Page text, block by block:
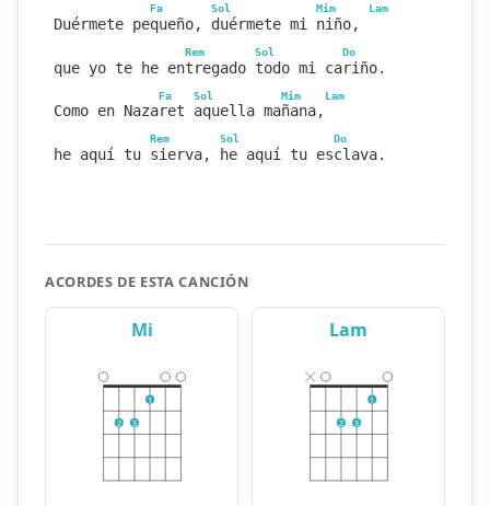
Fa Sol Mim Lam
Duérmete pequeño, duérmete mi niño,
Rem Sol Do
que yo te he entregado todo mi cariño.
Fa Sol Mim Lam
Como en Nazaret aquella mañana,
Rem Sol Do
he aquí tu sierva, he aquí tu esclava.
ACORDES DE ESTA CANCIÓN
Mi
2 3
1
Lam
2 3
1